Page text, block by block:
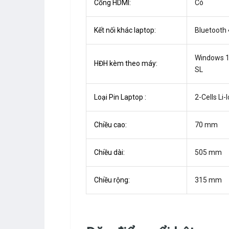
Cổng HDMI: Có
Kết nối khác laptop: Bluetooth
HĐH kèm theo máy:
Windows
SL
Loại Pin Laptop : 2-Cells Li-
Chiều cao: 70 mm
Chiều dài: 505 mm
Chiều rộng: 315 mm